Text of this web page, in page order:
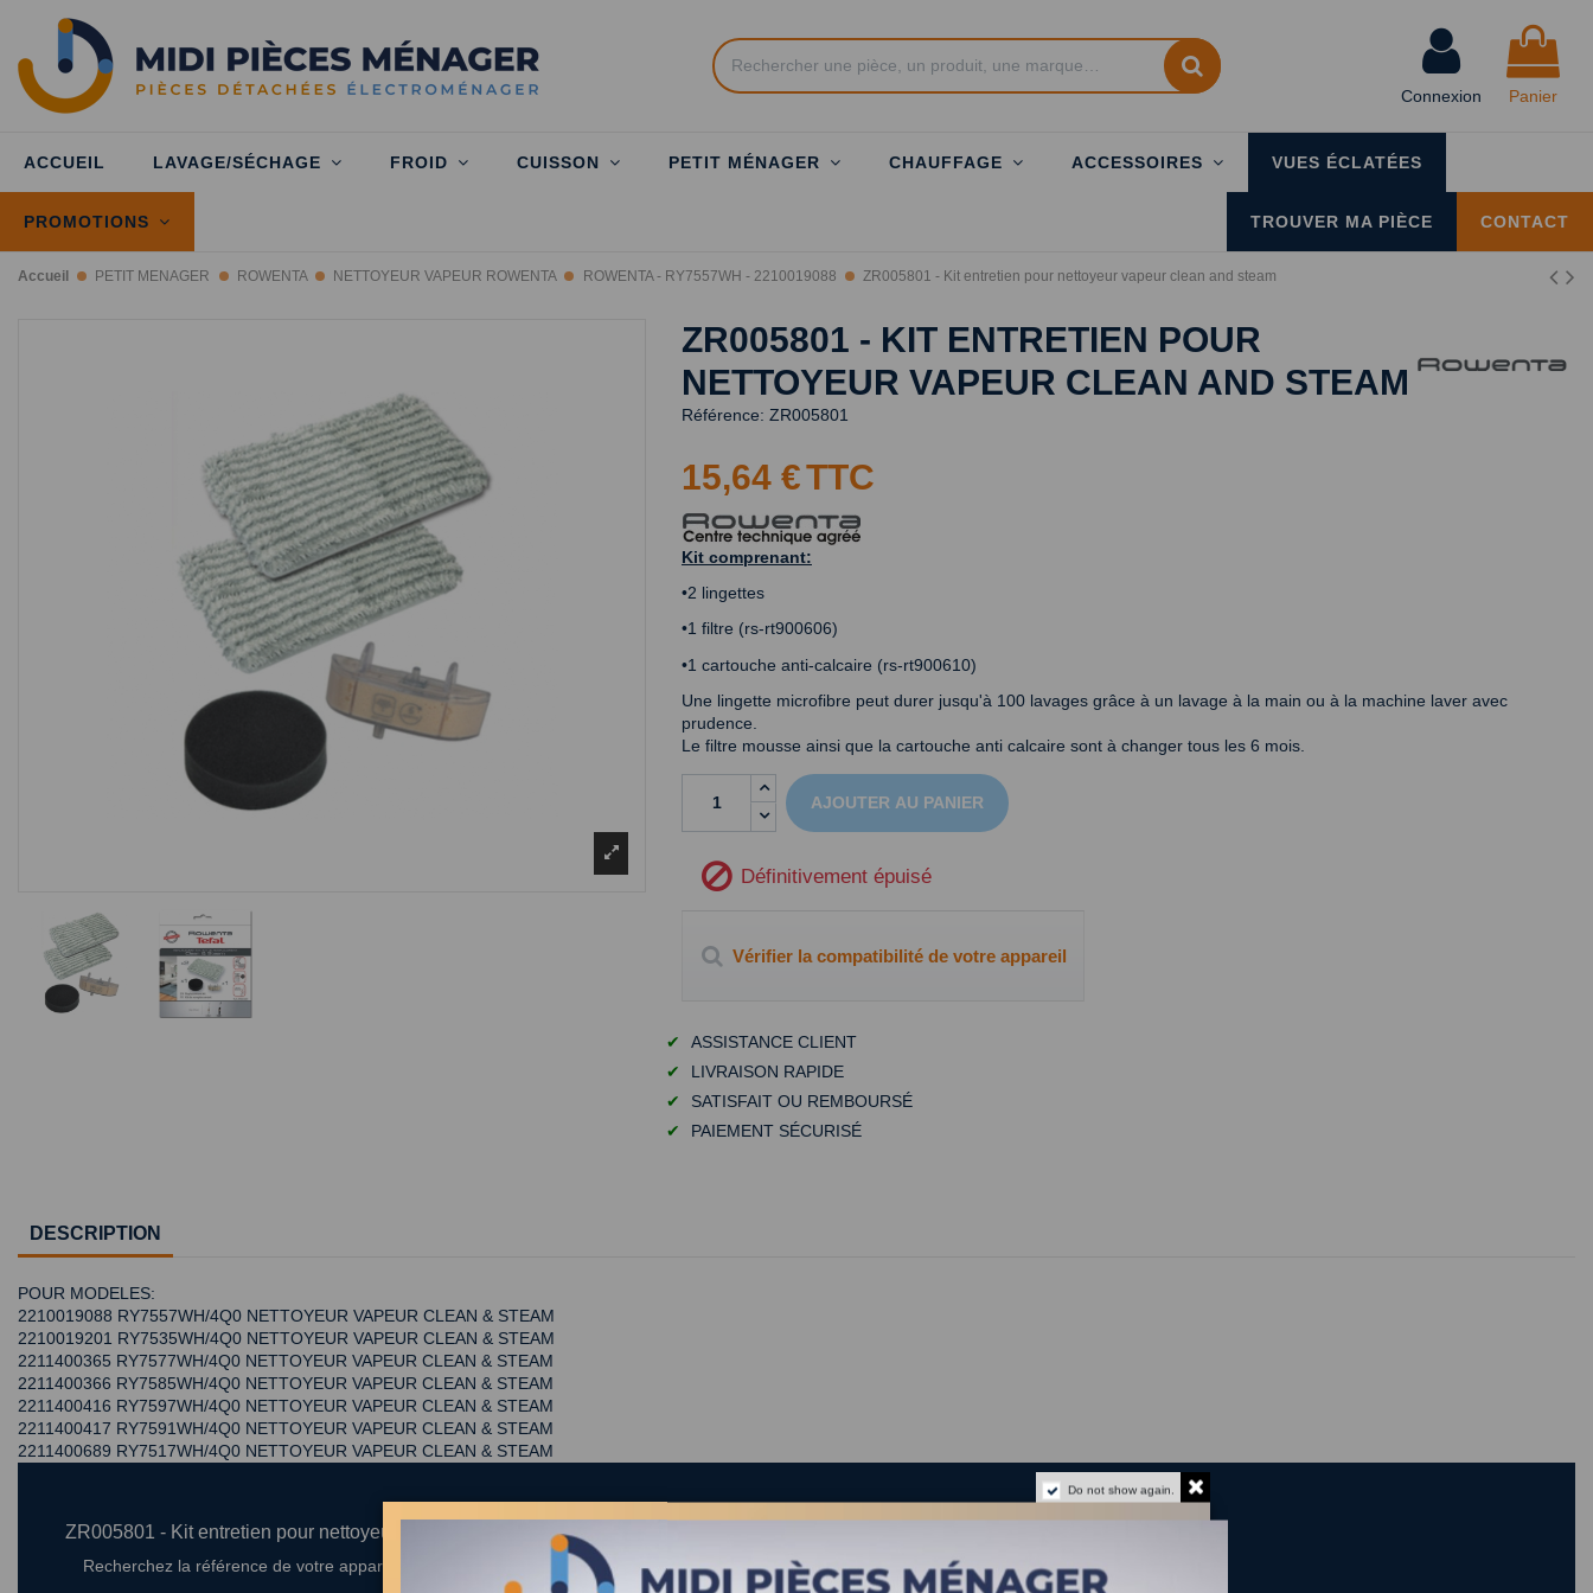
Connexion Panier
ACCUEIL LAVAGE/SÉCHAGE FROID CUISSON PETIT MÉNAGER CHAUFFAGE ACCESSOIRES VUES ÉCLATÉES
PROMOTIONS CONTACT
TROUVER MA PIÈCE
Accueil PETIT MENAGER ROWENTA NETTOYEUR VAPEUR ROWENTA ROWENTA - RY7557WH - 2210019088 ZR005801 - Kit entretien pour nettoyeur vapeur clean and steam
ZR005801 - KIT ENTRETIEN POUR
NETTOYEUR VAPEUR CLEAN AND STEAM
Référence: ZR005801
15,64 €TTC
Kit comprenant:
•2 lingettes
•1 filtre (rs-rt900606)
•1 cartouche anti-calcaire (rs-rt900610)
Une lingette microfibre peut durer jusqu'à 100 lavages grâce à un lavage à la main ou à la machine laver avec
prudence.
Le filtre mousse ainsi que la cartouche anti calcaire sont à changer tous les 6 mois.
AJOUTER AU PANIER
Définitivement épuisé
Vérifier la compatibilité de votre appareil
✔
ASSISTANCE CLIENT
✔
LIVRAISON RAPIDE
✔
SATISFAIT OU REMBOURSÉ
✔
PAIEMENT SÉCURISÉ
DESCRIPTION
POUR MODELES:
2210019088 RY7557WH/4Q0 NETTOYEUR VAPEUR CLEAN & STEAM
2210019201 RY7535WH/4Q0 NETTOYEUR VAPEUR CLEAN & STEAM
2211400365 RY7577WH/4Q0 NETTOYEUR VAPEUR CLEAN & STEAM
2211400366 RY7585WH/4Q0 NETTOYEUR VAPEUR CLEAN & STEAM
2211400416 RY7597WH/4Q0 NETTOYEUR VAPEUR CLEAN & STEAM
2211400417 RY7591WH/4Q0 NETTOYEUR VAPEUR CLEAN & STEAM
2211400689 RY7517WH/4Q0 NETTOYEUR VAPEUR CLEAN & STEAM
ZR005801 - Kit entretien pour nettoyeur vapeur clean and steam
Recherchez la référence de votre appareil dans la liste ci-dessous
Do not show again.